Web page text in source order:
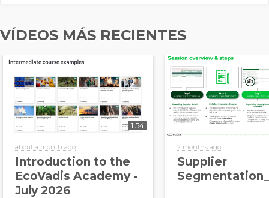
VÍDEOS MÁS RECIENTES
1:54
about a month ago
Introduction to the
EcoVadis Academy -
July 2026
2 months ago
Supplier